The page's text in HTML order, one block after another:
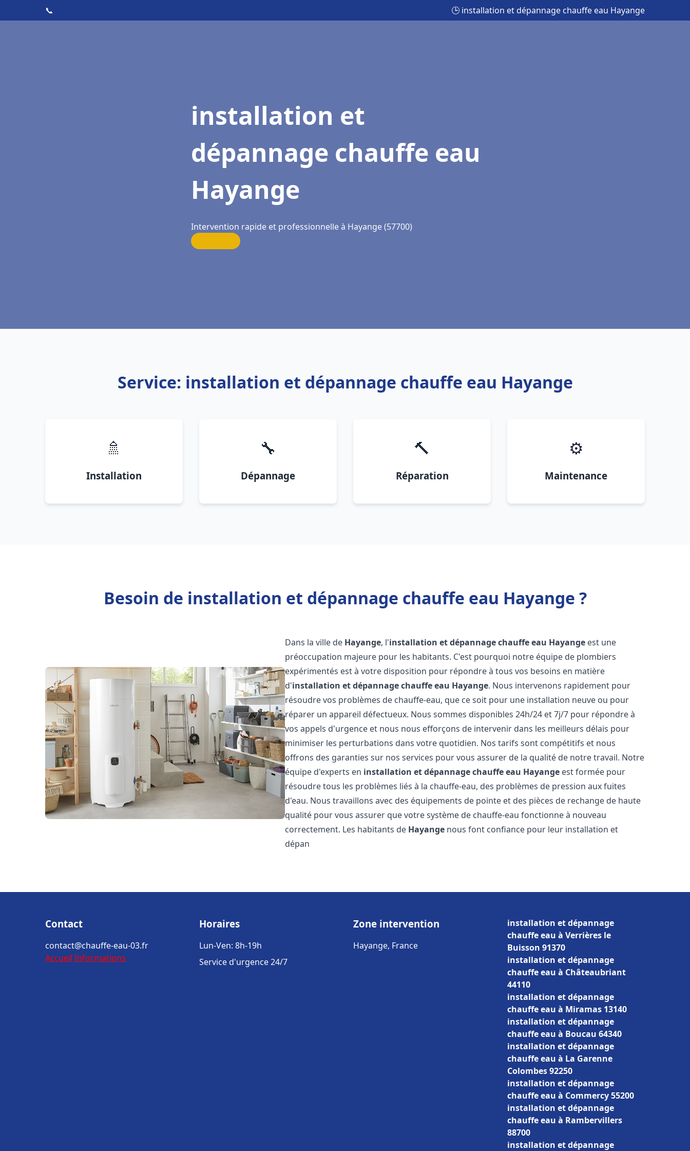
📞 🕒 installation et dépannage chauffe eau Hayange
installation et
dépannage chauffe eau
Hayange
Intervention rapide et professionnelle à Hayange (57700)
Service: installation et dépannage chauffe eau Hayange
🚿
Installation
🔧
Dépannage
🔨
Réparation
⚙️
Maintenance
Besoin de installation et dépannage chauffe eau Hayange ?
Dans la ville de Hayange, l'installation et dépannage chauffe eau Hayange est une
préoccupation majeure pour les habitants. C'est pourquoi notre équipe de plombiers
expérimentés est à votre disposition pour répondre à tous vos besoins en matière
d'installation et dépannage chauffe eau Hayange. Nous intervenons rapidement pour
résoudre vos problèmes de chauffe-eau, que ce soit pour une installation neuve ou pour
réparer un appareil défectueux. Nous sommes disponibles 24h/24 et 7j/7 pour répondre à
vos appels d'urgence et nous nous efforçons de intervenir dans les meilleurs délais pour
minimiser les perturbations dans votre quotidien. Nos tarifs sont compétitifs et nous
offrons des garanties sur nos services pour vous assurer de la qualité de notre travail. Notre
équipe d'experts en installation et dépannage chauffe eau Hayange est formée pour
résoudre tous les problèmes liés à la chauffe-eau, des problèmes de pression aux fuites
d'eau. Nous travaillons avec des équipements de pointe et des pièces de rechange de haute
qualité pour vous assurer que votre système de chauffe-eau fonctionne à nouveau
correctement. Les habitants de Hayange nous font confiance pour leur installation et
dépan
Contact
contact@chauffe-eau-03.fr
Accueil Informations
Horaires
Lun-Ven: 8h-19h
Service d'urgence 24/7
Zone intervention
Hayange, France
installation et dépannage
chauffe eau à Verrières le
Buisson 91370
installation et dépannage
chauffe eau à Châteaubriant
44110
installation et dépannage
chauffe eau à Miramas 13140
installation et dépannage
chauffe eau à Boucau 64340
installation et dépannage
chauffe eau à La Garenne
Colombes 92250
installation et dépannage
chauffe eau à Commercy 55200
installation et dépannage
chauffe eau à Rambervillers
88700
installation et dépannage